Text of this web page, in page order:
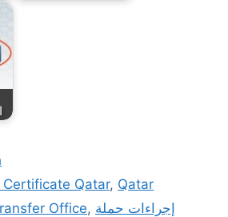
Qatar, Qatar
Office, إجراءات حملة